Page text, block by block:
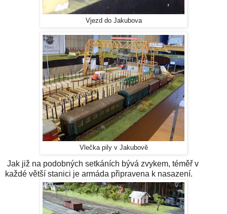
Vjezd do Jakubova
Vlečka pily v Jakubově
Jak již na podobných setkáních bývá zvykem, téměř v
každé větší stanici je armáda připravena k nasazení.